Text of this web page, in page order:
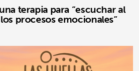
terapia para “escuchar al
procesos emocionales”